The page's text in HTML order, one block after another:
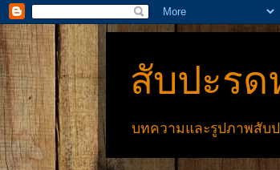
สับปะร
บทความและรูปภาพสับป